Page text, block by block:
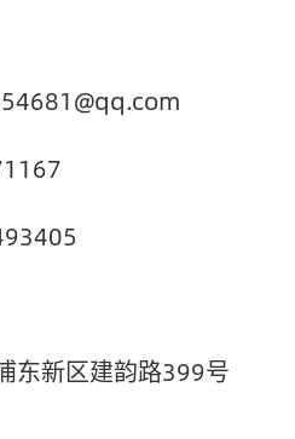
东新区建韵路399号